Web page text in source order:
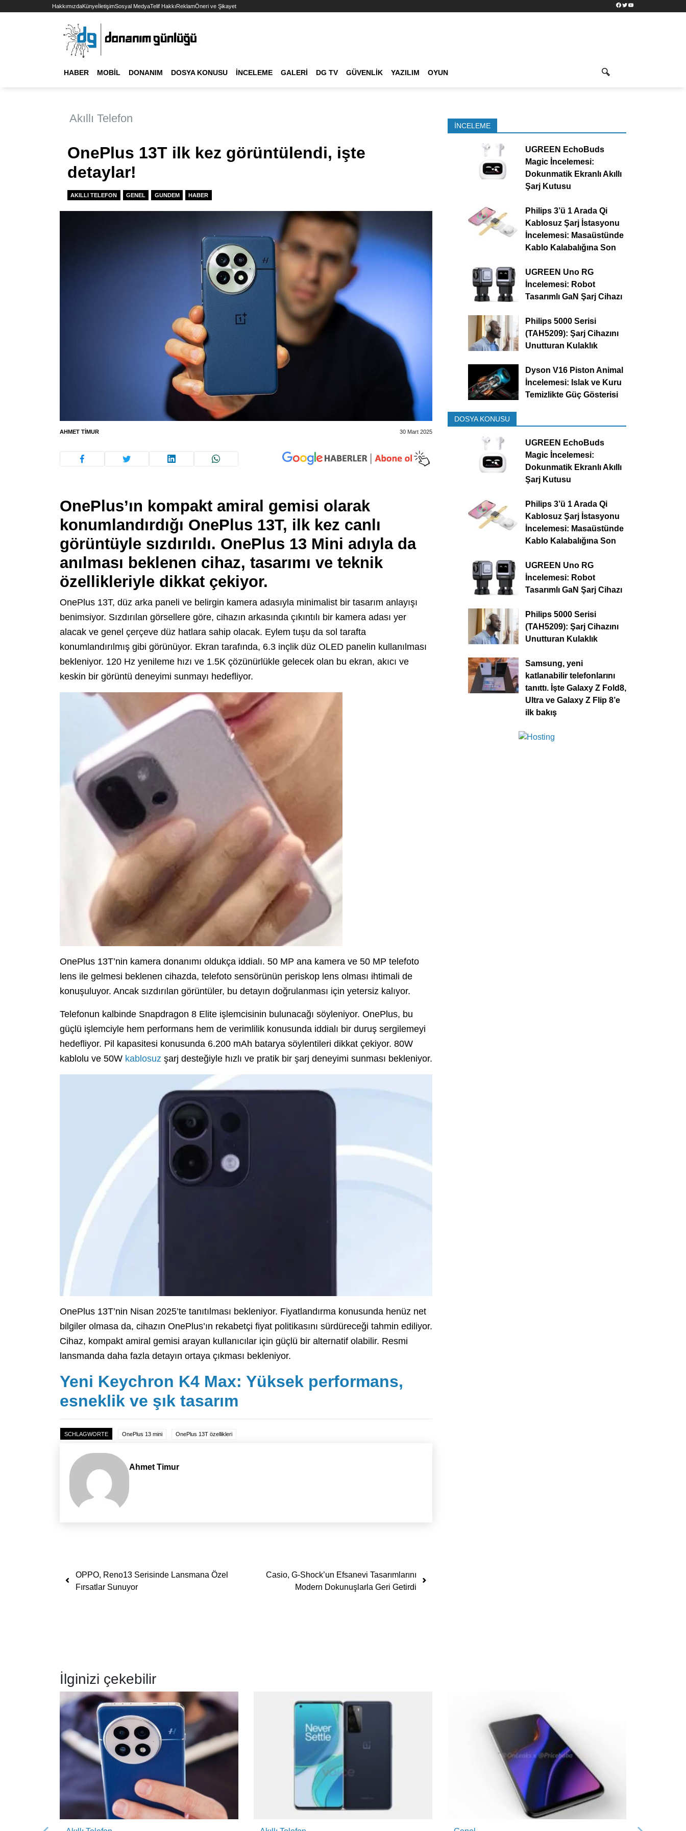
HakkımızdaKünyeİletişimSosyal MedyaTelif HakkıReklamÖneri ve Şikayet Facebook
TwitterYouTube
HABER MOBIL DONANIM DOSYA KONUSU İNCELEME GALERI DG TV GÜVENLIK YAZILIM OYUN
Akıllı Telefon
OnePlus 13T ilk kez görüntülendi, işte
detaylar!
AKILLI TELEFON GENEL GUNDEM HABER
AHMET TIMUR 30 Mart 2025
OnePlus’ın kompakt amiral gemisi olarak
konumlandırdığı OnePlus 13T, ilk kez canlı
görüntüyle sızdırıldı. OnePlus 13 Mini adıyla da
anılması beklenen cihaz, tasarımı ve teknik
özellikleriyle dikkat çekiyor.
OnePlus 13T, düz arka paneli ve belirgin kamera adasıyla minimalist bir tasarım anlayışı
benimsiyor. Sızdırılan görsellere göre, cihazın arkasında çıkıntılı bir kamera adası yer
alacak ve genel çerçeve düz hatlara sahip olacak. Eylem tuşu da sol tarafta
konumlandırılmış gibi görünüyor. Ekran tarafında, 6.3 inçlik düz OLED panelin kullanılması
bekleniyor. 120 Hz yenileme hızı ve 1.5K çözünürlükle gelecek olan bu ekran, akıcı ve
keskin bir görüntü deneyimi sunmayı hedefliyor.
OnePlus 13T’nin kamera donanımı oldukça iddialı. 50 MP ana kamera ve 50 MP telefoto
lens ile gelmesi beklenen cihazda, telefoto sensörünün periskop lens olması ihtimali de
konuşuluyor. Ancak sızdırılan görüntüler, bu detayın doğrulanması için yetersiz kalıyor.
Telefonun kalbinde Snapdragon 8 Elite işlemcisinin bulunacağı söyleniyor. OnePlus, bu
güçlü işlemciyle hem performans hem de verimlilik konusunda iddialı bir duruş sergilemeyi
hedefliyor. Pil kapasitesi konusunda 6.200 mAh batarya söylentileri dikkat çekiyor. 80W
kablolu ve 50W kablosuz şarj desteğiyle hızlı ve pratik bir şarj deneyimi sunması bekleniyor.
OnePlus 13T’nin Nisan 2025’te tanıtılması bekleniyor. Fiyatlandırma konusunda henüz net
bilgiler olmasa da, cihazın OnePlus’ın rekabetçi fiyat politikasını sürdüreceği tahmin ediliyor.
Cihaz, kompakt amiral gemisi arayan kullanıcılar için güçlü bir alternatif olabilir. Resmi
lansmanda daha fazla detayın ortaya çıkması bekleniyor.
Yeni Keychron K4 Max: Yüksek performans,
esneklik ve şık tasarım
SCHLAGWORTE OnePlus 13 mini OnePlus 13T özellikleri
Ahmet Timur
Yazı dolaşımı
OPPO, Reno13 Serisinde Lansmana Özel
Fırsatlar Sunuyor
Casio, G-Shock’un Efsanevi Tasarımlarını
Modern Dokunuşlarla Geri Getirdi
İNCELEME
UGREEN EchoBuds
Magic İncelemesi:
Dokunmatik Ekranlı Akıllı
Şarj Kutusu
Philips 3’ü 1 Arada Qi
Kablosuz Şarj İstasyonu
İncelemesi: Masaüstünde
Kablo Kalabalığına Son
UGREEN Uno RG
İncelemesi: Robot
Tasarımlı GaN Şarj Cihazı
Philips 5000 Serisi
(TAH5209): Şarj Cihazını
Unutturan Kulaklık
Dyson V16 Piston Animal
İncelemesi: Islak ve Kuru
Temizlikte Güç Gösterisi
DOSYA KONUSU
UGREEN EchoBuds
Magic İncelemesi:
Dokunmatik Ekranlı Akıllı
Şarj Kutusu
Philips 3’ü 1 Arada Qi
Kablosuz Şarj İstasyonu
İncelemesi: Masaüstünde
Kablo Kalabalığına Son
UGREEN Uno RG
İncelemesi: Robot
Tasarımlı GaN Şarj Cihazı
Philips 5000 Serisi
(TAH5209): Şarj Cihazını
Unutturan Kulaklık
Samsung, yeni
katlanabilir telefonlarını
tanıttı. İşte Galaxy Z Fold8,
Ultra ve Galaxy Z Flip 8’e
ilk bakış
İlginizi çekebilir